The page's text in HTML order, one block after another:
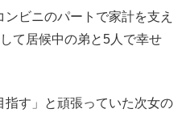
ビニのパートで家計を支え
て居候中の弟と5人で幸せ
指す」と頑張っていた次女の